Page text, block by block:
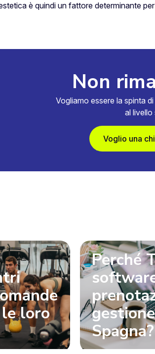
è quindi un fattore determinante
Non
Vogliamo essere la spinta
al
Voglio una
loro
Perché
Spagna?